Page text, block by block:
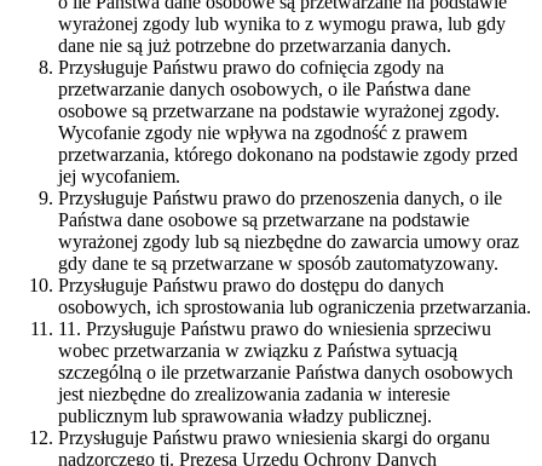
wyrażonej zgody lub wynika to z wymogu prawa, lub gdy
dane nie są już potrzebne do przetwarzania danych.
Przysługuje Państwu prawo do cofnięcia zgody na
przetwarzanie danych osobowych, o ile Państwa dane
osobowe są przetwarzane na podstawie wyrażonej zgody.
Wycofanie zgody nie wpływa na zgodność z prawem
przetwarzania, którego dokonano na podstawie zgody przed
jej wycofaniem.
Przysługuje Państwu prawo do przenoszenia danych, o ile
Państwa dane osobowe są przetwarzane na podstawie
wyrażonej zgody lub są niezbędne do zawarcia umowy oraz
gdy dane te są przetwarzane w sposób zautomatyzowany.
Przysługuje Państwu prawo do dostępu do danych
osobowych, ich sprostowania lub ograniczenia przetwarzania.
11. Przysługuje Państwu prawo do wniesienia sprzeciwu
wobec przetwarzania w związku z Państwa sytuacją
szczególną o ile przetwarzanie Państwa danych osobowych
jest niezbędne do zrealizowania zadania w interesie
publicznym lub sprawowania władzy publicznej.
Przysługuje Państwu prawo wniesienia skargi do organu
nadzorczego tj. Prezesa Urzędu Ochrony Danych